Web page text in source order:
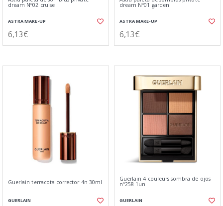
dream Nº02 cruise
ASTRA MAKE-UP
6,13€
dream Nº01 garden
ASTRA MAKE-UP
6,13€
Guerlain terracota corrector 4n 30ml
GUERLAIN
Guerlain 4 couleurs sombra de ojos
nº258 1un
GUERLAIN